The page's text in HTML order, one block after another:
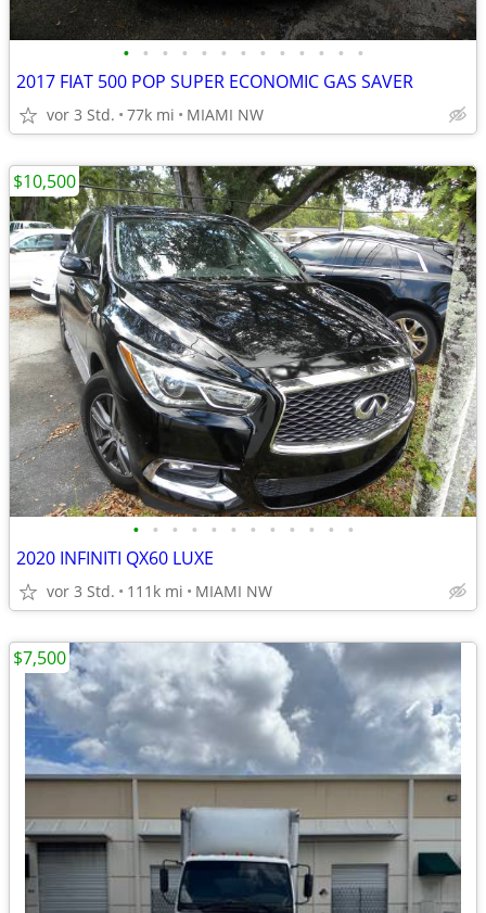
• • • • • • • • • • • • •
2017 FIAT 500 POP SUPER ECONOMIC GAS SAVER
vor 3 Std. 77k mi MIAMI NW
• • • • • • • • • • • •
2020 INFINITI QX60 LUXE
vor 3 Std. 111k mi MIAMI NW
$10,500
$7,500